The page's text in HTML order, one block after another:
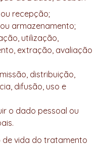
recepção;
armazenamento;
utilização,
extração, avaliação
distribuição,
difusão, uso e
o dado pessoal ou
de vida do tratamento